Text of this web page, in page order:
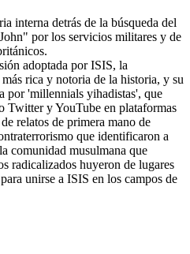
interna detrás de la búsqueda del
por los servicios militares y de
adoptada por ISIS, la
rica y notoria de la historia, y su
por 'millennials yihadistas', que
Twitter y YouTube en plataformas
relatos de primera mano de
que identificaron a
comunidad musulmana que
radicalizados huyeron de lugares
unirse a ISIS en los campos de